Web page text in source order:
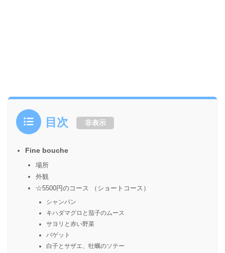
目次 非表示
Fine bouche
場所
外観
☆5500円のコース （ショートコース）
シャンパン
キハダマグロと茄子のムース
サヨリと赤い野菜
バゲット
白子とサザエ、牡蠣のソテー